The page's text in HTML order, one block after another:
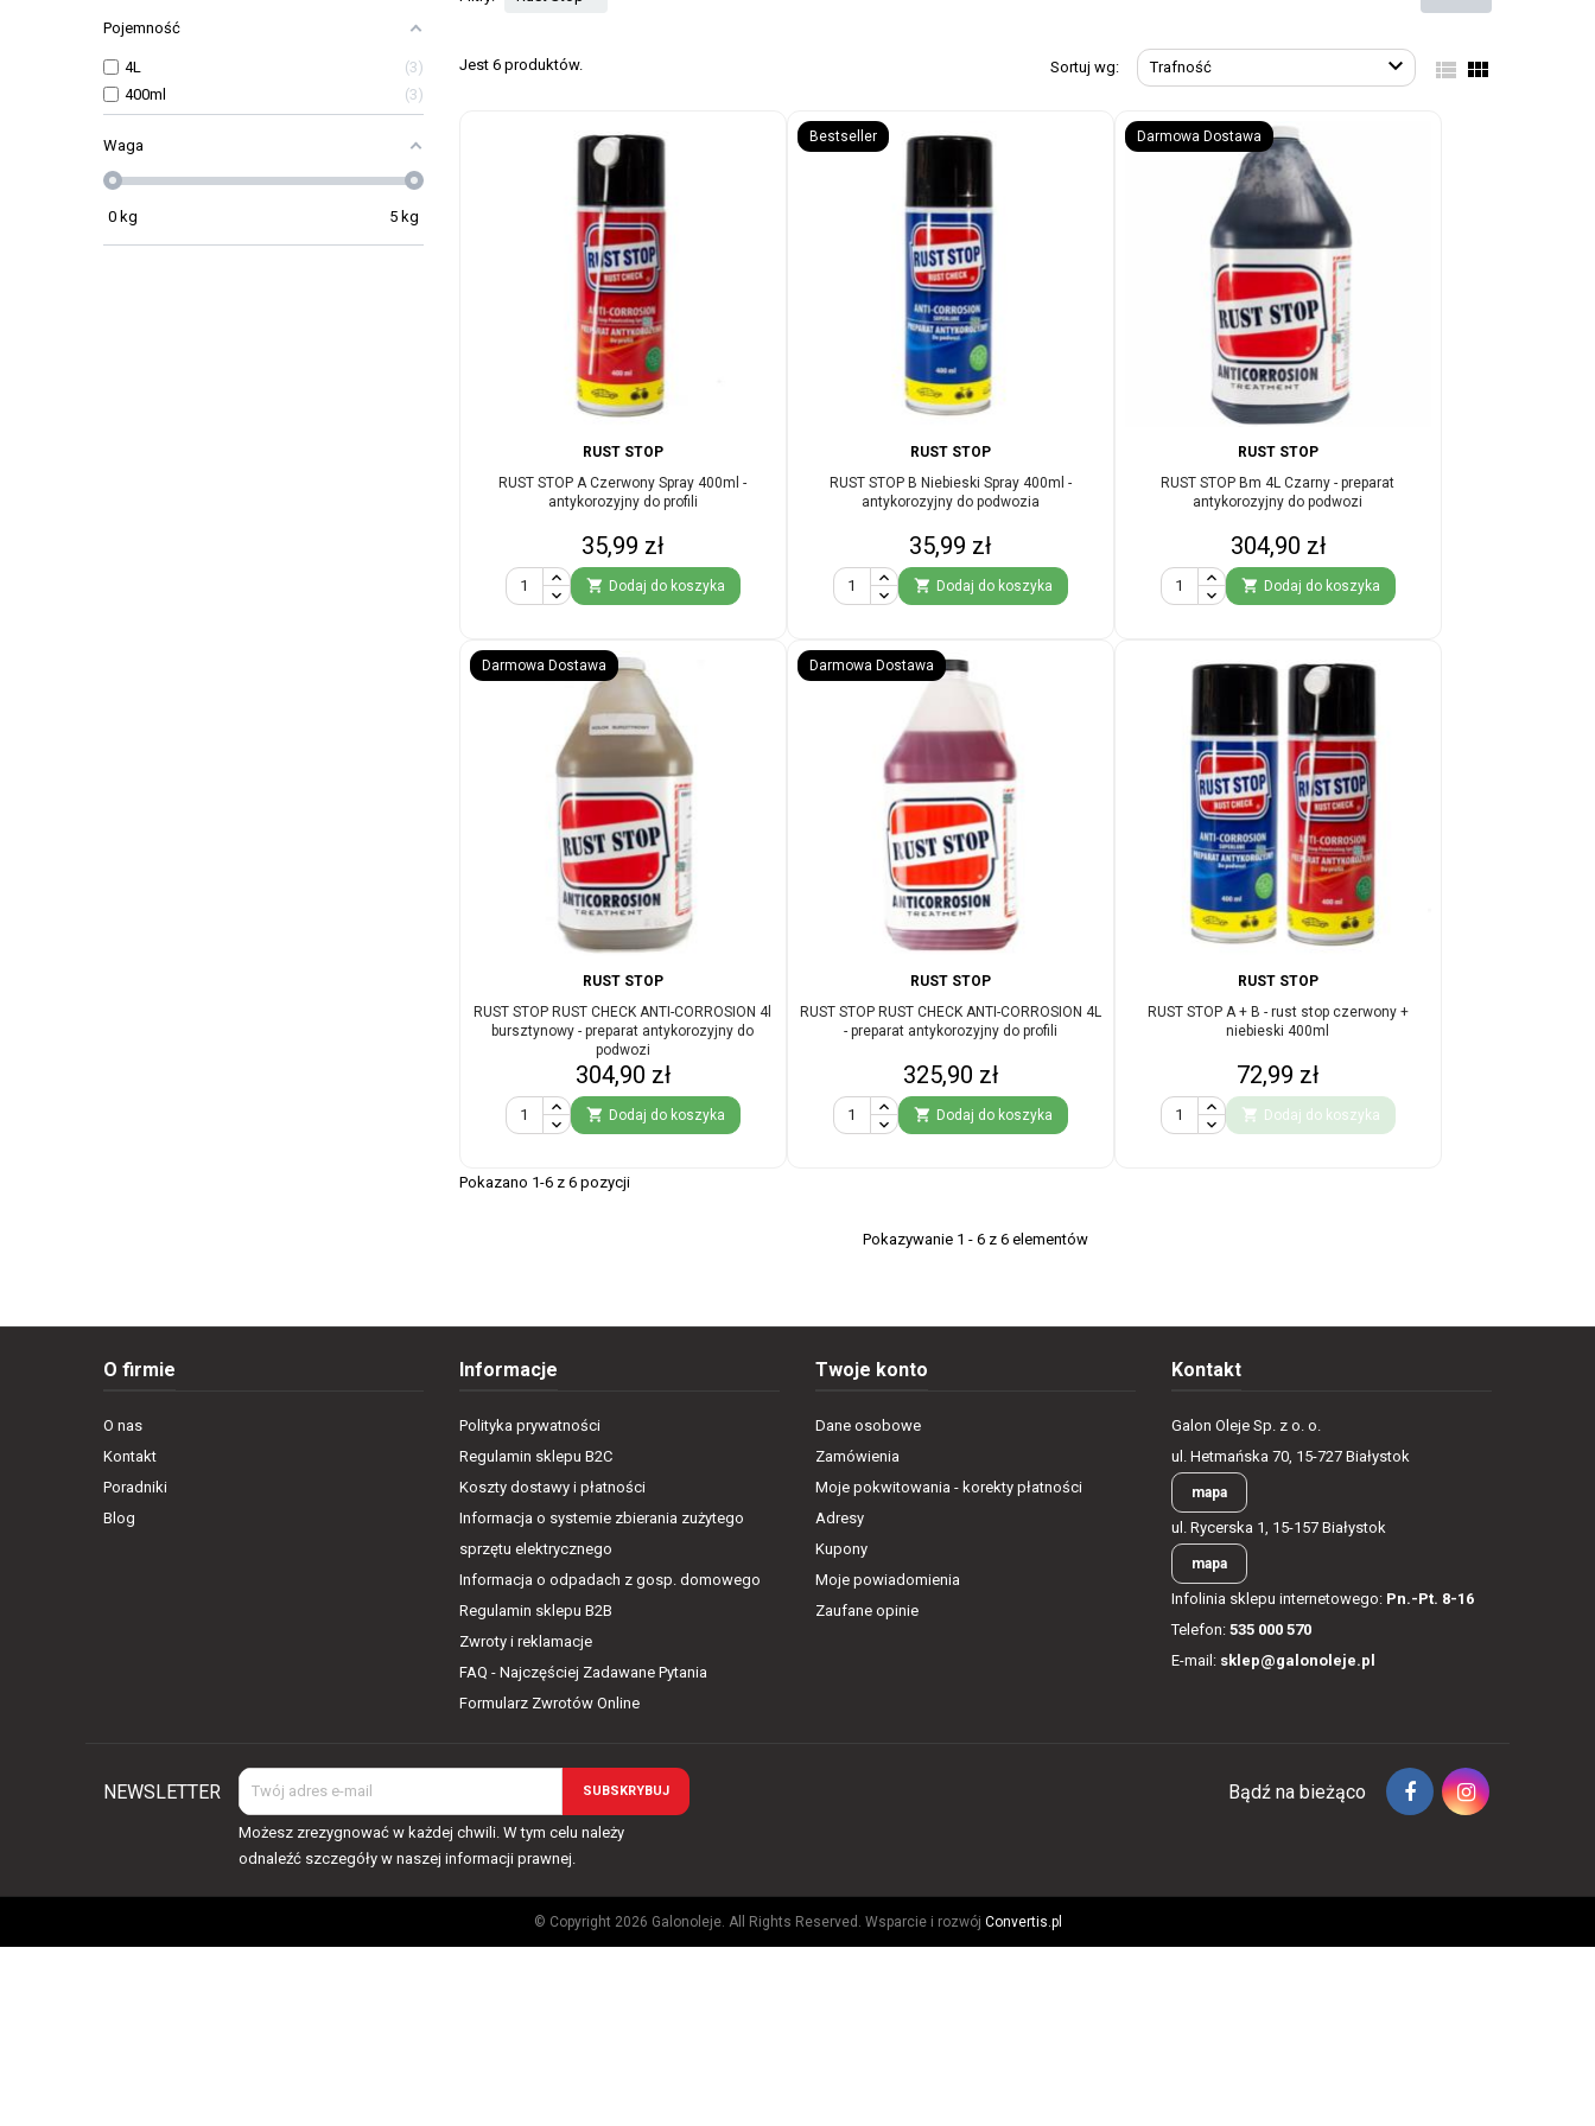
Pojemność
4L
3
400ml
3
Waga
0 kg 5 kg
Jest 6 produktów. Sortuj wg: Trafność   
RUST STOP
RUST STOP A Czerwony Spray 400ml -
antykorozyjny do profili
Cena
35,99 zł
 Dodaj do koszyka
Bestseller
RUST STOP
RUST STOP B Niebieski Spray 400ml -
antykorozyjny do podwozia
Cena
35,99 zł
 Dodaj do koszyka
Darmowa Dostawa
RUST STOP
RUST STOP Bm 4L Czarny - preparat
antykorozyjny do podwozi
Cena
304,90 zł
 Dodaj do koszyka
Darmowa Dostawa
RUST STOP
RUST STOP RUST CHECK ANTI-CORROSION 4l
bursztynowy - preparat antykorozyjny do
podwozi
Cena
304,90 zł
 Dodaj do koszyka
Darmowa Dostawa
RUST STOP
RUST STOP RUST CHECK ANTI-CORROSION 4L
- preparat antykorozyjny do profili
Cena
325,90 zł
 Dodaj do koszyka
RUST STOP
RUST STOP A + B - rust stop czerwony +
niebieski 400ml
Cena
72,99 zł
 Dodaj do koszyka
Pokazano 1-6 z 6 pozycji
Pokazywanie 1 - 6 z 6 elementów
O firmie
O nas
Kontakt
Poradniki
Blog
Informacje
Polityka prywatności
Regulamin sklepu B2C
Koszty dostawy i płatności
Informacja o systemie zbierania zużytego
sprzętu elektrycznego
Informacja o odpadach z gosp. domowego
Regulamin sklepu B2B
Zwroty i reklamacje
FAQ - Najczęściej Zadawane Pytania
Formularz Zwrotów Online
Twoje konto
Dane osobowe
Zamówienia
Moje pokwitowania - korekty płatności
Adresy
Kupony
Moje powiadomienia
Zaufane opinie
Kontakt
Galon Oleje Sp. z o. o.
ul. Hetmańska 70, 15-727 Białystok
mapa
ul. Rycerska 1, 15-157 Białystok
mapa
Infolinia sklepu internetowego: Pn.-Pt. 8-16
Telefon: 535 000 570
E-mail: sklep@galonoleje.pl
NEWSLETTER
Możesz zrezygnować w każdej chwili. W tym celu należy
odnaleźć szczegóły w naszej informacji prawnej.
Bądź na bieżąco
© Copyright 2026 Galonoleje. All Rights Reserved. Wsparcie i rozwój Convertis.pl